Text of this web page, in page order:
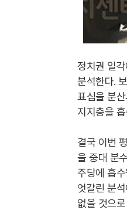
정치권 일
분석한다.
표심을 분
지지층을
결국 이번
을 중대 분
주당에 흡
엇갈린 분
없을 것으